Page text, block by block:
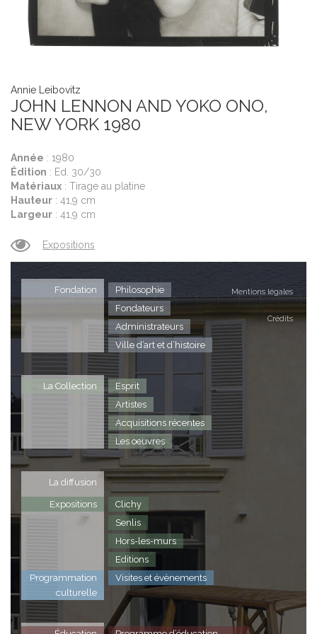
Annie Leibovitz
JOHN LENNON AND YOKO ONO,
NEW YORK 1980
Année : 1980
Édition : Ed. 30/30
Matériaux : Tirage au platine
Hauteur : 41,9 cm
Largeur : 41,9 cm
Expositions
Mentions légales
Crédits
Fondation
Philosophie
Fondateurs
Administrateurs
Ville d’art et d’histoire
La Collection
Esprit
Artistes
Acquisitions récentes
Les oeuvres
La diffusion
Expositions
Clichy
Senlis
Hors-les-murs
Editions
Programmation
culturelle
Visites et évènements